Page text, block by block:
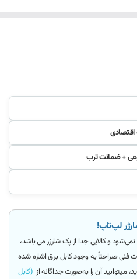
کنید
لپ‌تاپ!
نمی‌شود و کالایی جدا از پک شارژر می باشد،
صراحتاً به وجود کابل برق اشاره شده
میتوانید آن را به‌صورت جداگانه از (کابل